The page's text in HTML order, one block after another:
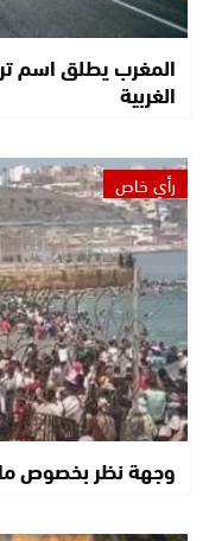
المغرب يطلق اسم
الغربية
رأي خاص
وجهة نظر بخصوص